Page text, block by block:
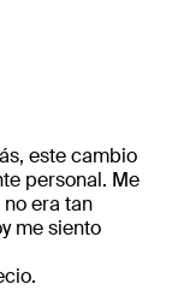
este cambio
personal. Me
era tan
me siento